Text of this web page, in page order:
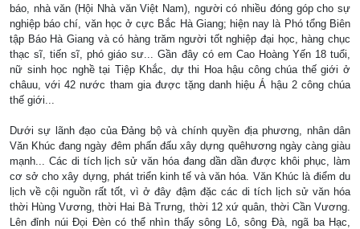
báo, nhà văn (Hội Nhà văn Việt Nam), người có nhiều đóng góp cho sự
nghiệp báo chí, văn học ở cực Bắc Hà Giang; hiện nay là Phó tổng Biên
tập Báo Hà Giang và có hàng trăm người tốt nghiệp đại học, hàng chục
thạc sĩ, tiến sĩ, phó giáo sư... Gần đây có em Cao Hoàng Yến 18 tuổi,
nữ sinh học nghề tại Tiệp Khắc, dự thi Hoa hậu công chúa thế giới ở
châuu, với 42 nước tham gia được tặng danh hiệu Á hậu 2 công chúa
thế giới...
Dưới sự lãnh đạo của Đảng bộ và chính quyền địa phương, nhân dân
Văn Khúc đang ngày đêm phấn đấu xây dựng quêhương ngày càng giàu
mạnh... Các di tích lịch sử văn hóa đang dần dần được khôi phục, làm
cơ sở cho xây dựng, phát triển kinh tế và văn hóa. Văn Khúc là điểm du
lịch về cội nguồn rất tốt, vì ở đây đậm đặc các di tích lịch sử văn hóa
thời Hùng Vương, thời Hai Bà Trưng, thời 12 xứ quân, thời Cần Vương.
Lên đỉnh núi Đọi Đèn có thể nhìn thấy sông Lô, sông Đà, ngã ba Hạc,